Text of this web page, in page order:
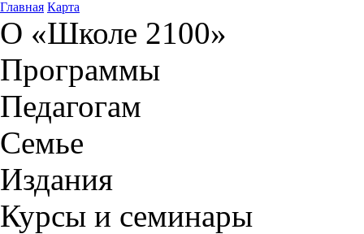
Главная Карта
О «Школе 2100»
Программы
Педагогам
Семье
Издания
Курсы и семинары